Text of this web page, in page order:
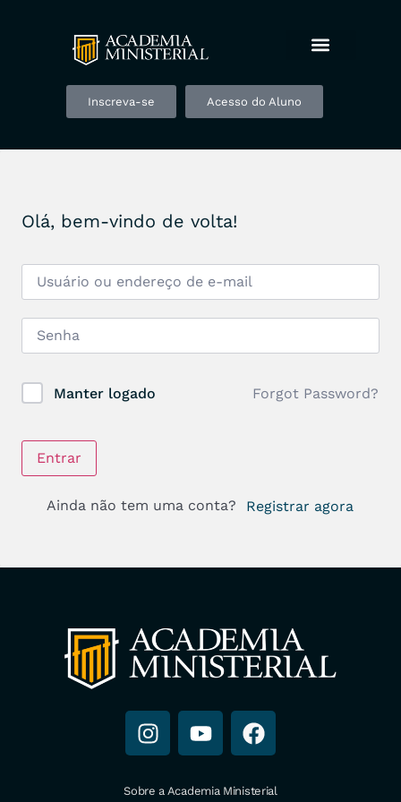
Inscreva-se Acesso do Aluno
Olá, bem-vindo de volta!
Manter logado Forgot Password?
Entrar
Ainda não tem uma conta? Registrar agora
Sobre a Academia Ministerial